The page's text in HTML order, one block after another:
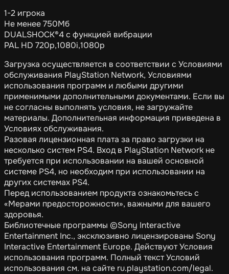
1-2 игрока
Не менее 750Мб
DUALSHOCK®4 с функцией вибрации
PAL HD 720p,1080i,1080p
Загрузка осуществляется в соответствии с Условиями
обслуживания PlayStation Network, Условиями
использования программ и любыми другими
применимыми дополнительными документами. Если вы
не согласны выполнять условия, не загружайте
материалы. Дополнительная информация приведена в
Условиях обслуживания.
Разовая лицензионная плата за право загрузки на
несколько систем PS4. Вход в PlayStation Network не
требуется при использовании на вашей основной
системе PS4, но необходим при использовании на
других системах PS4.
Перед использованием продукта ознакомьтесь с
«Мерами предосторожности», важными для вашего
здоровья.
Библиотечные программы ©Sony Interactive
Entertainment Inc., эксклюзивно лицензированы Sony
Interactive Entertainment Europe. Действуют Условия
использования программ. Полный текст Условий
использования см. на сайте ru.playstation.com/legal.